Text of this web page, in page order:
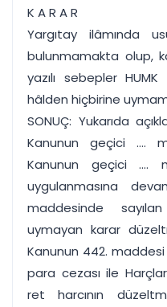
K A R A R
Yargıtay ilâmında
bulunmamakta olup,
yazılı sebepler
hâlden hiçbirine
SONUÇ: Yukarıda
Kanunun geçici ....
Kanunun geçici ....
uygulanmasına
maddesinde
uymayan karar
Kanunun 442. maddesi
para cezası ile
ret harcının